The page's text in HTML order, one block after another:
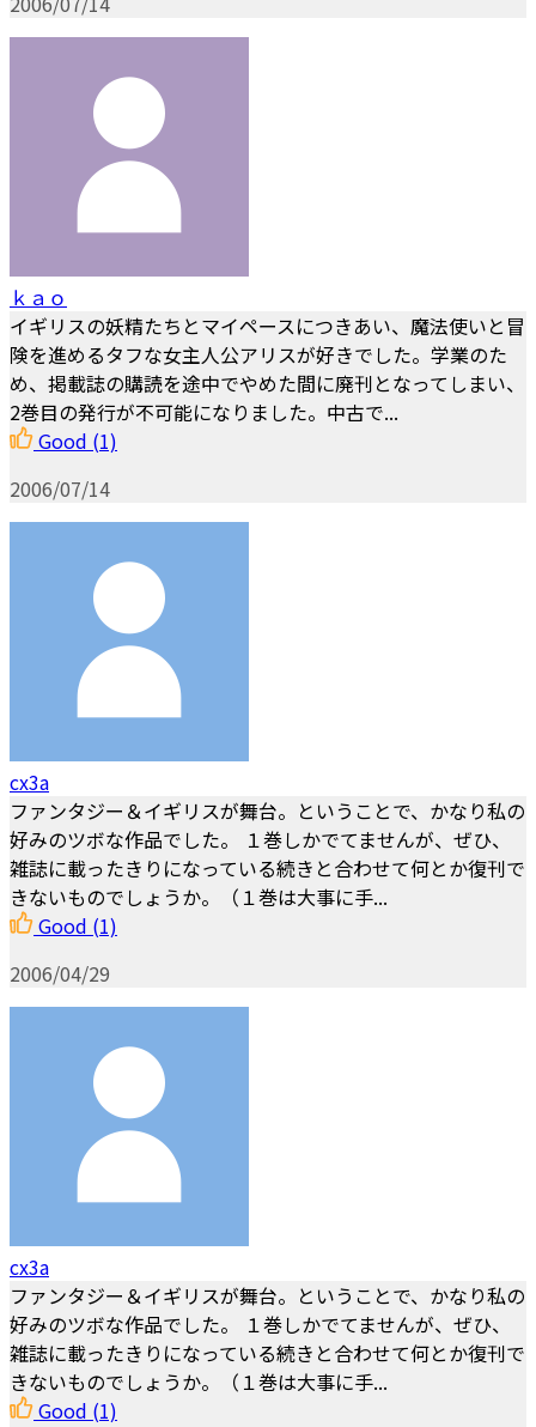
ｋａｏ
イギリスの妖精たちとマイペースにつきあい、魔法使いと冒
険を進めるタフな女主人公アリスが好きでした。学業のた
め、掲載誌の購読を途中でやめた間に廃刊となってしまい、
2巻目の発行が不可能になりました。中古で...
Good (1)
2006/07/14
cx3a
ファンタジー＆イギリスが舞台。ということで、かなり私の
好みのツボな作品でした。 １巻しかでてませんが、ぜひ、
雑誌に載ったきりになっている続きと合わせて何とか復刊で
きないものでしょうか。（１巻は大事に手...
Good (1)
2006/04/29
cx3a
ファンタジー＆イギリスが舞台。ということで、かなり私の
好みのツボな作品でした。 １巻しかでてませんが、ぜひ、
雑誌に載ったきりになっている続きと合わせて何とか復刊で
きないものでしょうか。（１巻は大事に手...
Good (1)